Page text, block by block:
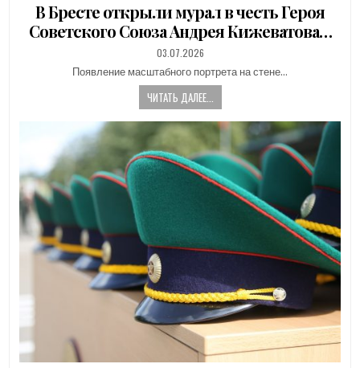
В Бресте открыли мурал в честь Героя
Советского Союза Андрея Кижеватова…
PUBLISHED
03.07.2026
Появление масштабного портрета на стене…
ЧИТАТЬ ДАЛЕЕ...